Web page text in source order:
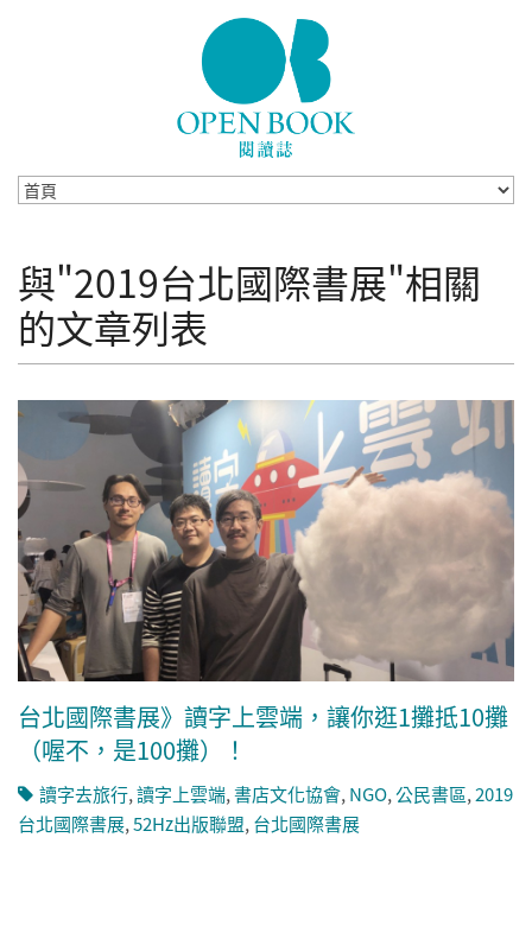
與"2019台北國際書展"相關
的文章列表
台北國際書展》讀字上雲端，讓你逛1攤抵10攤
（喔不，是100攤）！
讀字去旅行,讀字上雲端,書店文化協會,NGO,公民書區,2019
台北國際書展,52Hz出版聯盟,台北國際書展